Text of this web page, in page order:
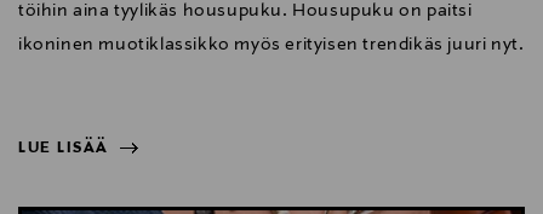
töihin aina tyylikäs housupuku. Housupuku on paitsi
ikoninen muotiklassikko myös erityisen trendikäs juuri nyt.
LUE LISÄÄ